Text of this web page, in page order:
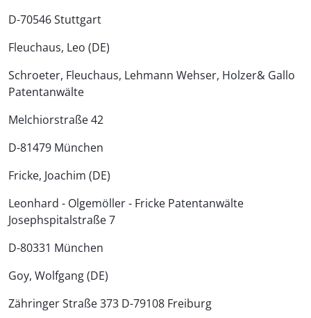
D-70546 Stuttgart
Fleuchaus, Leo (DE)
Schroeter, Fleuchaus, Lehmann Wehser, Holzer& Gallo
Patentanwälte
Melchiorstraße 42
D-81479 München
Fricke, Joachim (DE)
Leonhard - Olgemöller - Fricke Patentanwälte
Josephspitalstraße 7
D-80331 München
Goy, Wolfgang (DE)
Zähringer Straße 373 D-79108 Freiburg